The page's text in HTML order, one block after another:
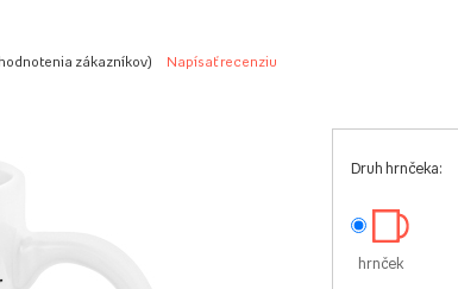
zákazníkov) Napísať recenziu
Druh hrnčeka:
hrnček